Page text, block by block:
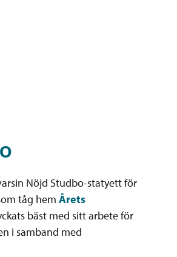
Nöjd Studbo-statyett för
tåg hem Årets
bäst med sitt arbete för
i samband med